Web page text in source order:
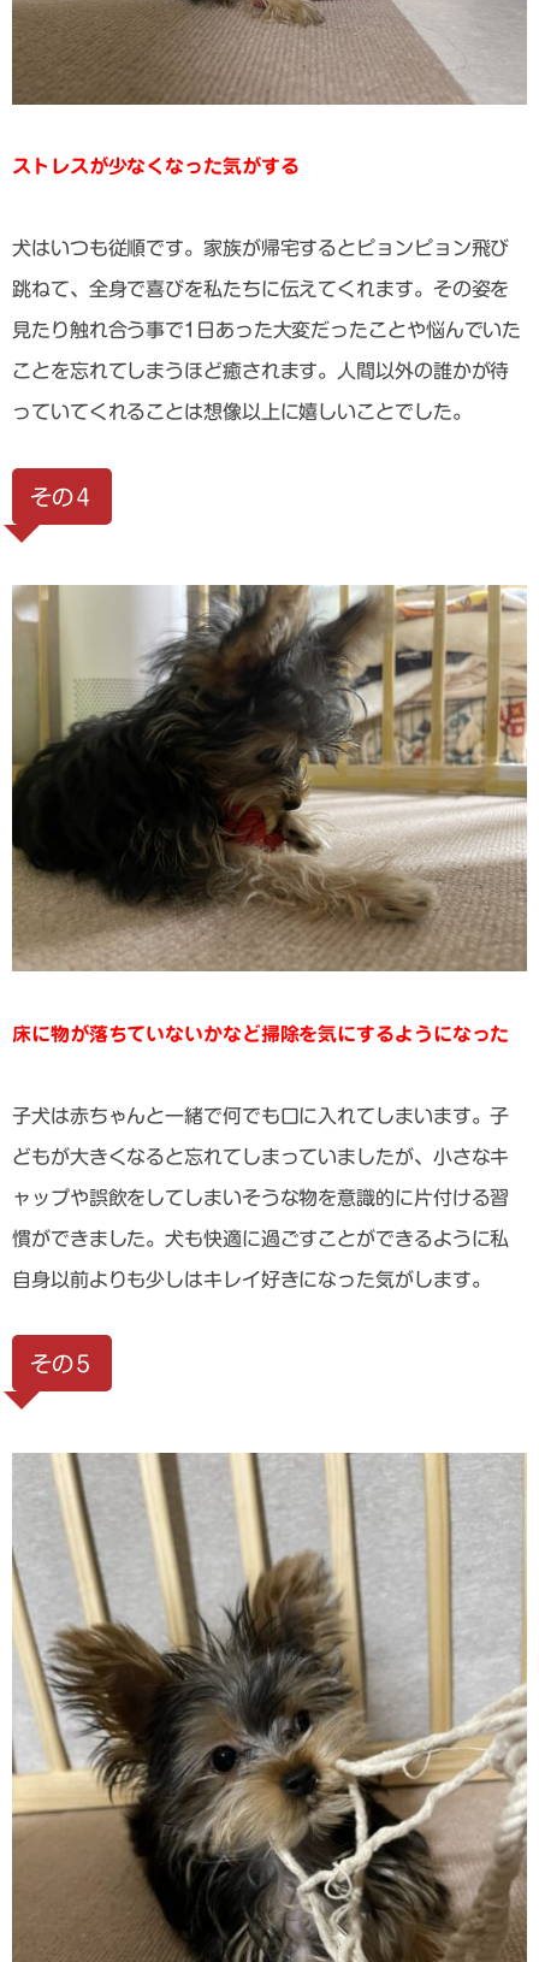
ストレスが少なくなった気がする
犬はいつも従順です。家族が帰宅するとピョンピョン飛び
跳ねて、全身で喜びを私たちに伝えてくれます。その姿を
見たり触れ合う事で1日あった大変だったことや悩んでいた
ことを忘れてしまうほど癒されます。人間以外の誰かが待
っていてくれることは想像以上に嬉しいことでした。
その４
床に物が落ちていないかなど掃除を気にするようになった
子犬は赤ちゃんと一緒で何でも口に入れてしまいます。子
どもが大きくなると忘れてしまっていましたが、小さなキ
ャップや誤飲をしてしまいそうな物を意識的に片付ける習
慣ができました。犬も快適に過ごすことができるように私
自身以前よりも少しはキレイ好きになった気がします。
その５